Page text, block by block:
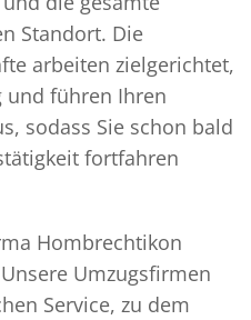
Standort. Die
arbeiten zielgerichtet,
und führen Ihren
sodass Sie schon bald
fortfahren
Hombrechtikon
Umzugsfirmen
Service, zu dem